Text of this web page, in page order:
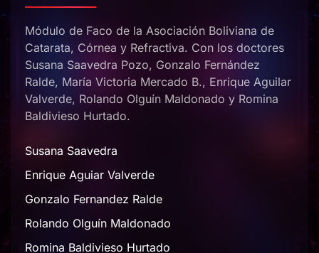
Módulo de Faco de la Asociación Boliviana de
Catarata, Córnea y Refractiva. Con los doctores
Susana Saavedra Pozo, Gonzalo Fernández
Ralde, María Victoria Mercado B., Enrique Aguilar
Valverde, Rolando Olguín Maldonado y Romina
Baldivieso Hurtado.
Susana Saavedra
Enrique Aguiar Valverde
Gonzalo Fernandez Ralde
Rolando Olguín Maldonado
Romina Baldivieso Hurtado